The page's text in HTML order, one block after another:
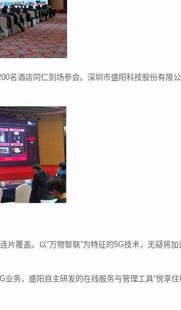
名酒店同仁到场参会。深圳市盛阳科技股份有限
覆盖。以“万物智联”为特征的5G技术，无疑将
务，盛阳自主研发的在线服务与管理工具“悦享